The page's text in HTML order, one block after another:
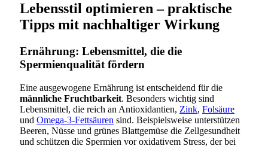
Lebensstil optimieren – praktische
Tipps mit nachhaltiger Wirkung
Ernährung: Lebensmittel, die die
Spermienqualität fördern
Eine ausgewogene Ernährung ist entscheidend für die
männliche Fruchtbarkeit. Besonders wichtig sind
Lebensmittel, die reich an Antioxidantien, Zink, Folsäure
und Omega-3-Fettsäuren sind. Beispielsweise unterstützen
Beeren, Nüsse und grünes Blattgemüse die Zellgesundheit
und schützen die Spermien vor oxidativem Stress, der bei